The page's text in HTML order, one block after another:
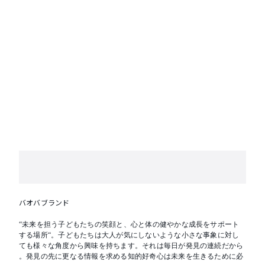
バオバブランド
“未来を担う子どもたちの笑顔と、心と体の健やかな成長をサポート
する場所“。子どもたちは大人が気にしないような小さな事象に対し
ても様々な角度から興味を持ちます。それは毎日が発見の連続だから
。発見の先に更なる情報を求める知的好奇心は未来を生きるために必